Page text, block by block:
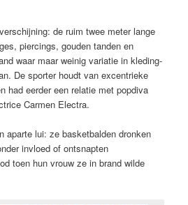
de ruim twee meter lange
piercings, gouden tanden en
waar maar weinig variatie in kleding-
De sporter houdt van excentrieke
had eerder een relatie met popdiva
Carmen Electra.
aparte lui: ze basketbalden dronken
invloed of ontsnapten
toen hun vrouw ze in brand wilde